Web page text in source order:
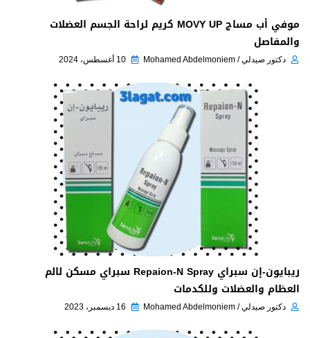
موفي أب مساج MOVY UP كريم لراحة الجسم العضلات
والمفاصل
دكتور صيدلي / Mohamed Abdelmoniem 10 أغسطس، 2024
ريبايون-إن سبراي Repaion-N Spray سبراي مسكن لالم
العظام والعضلات وللكدمات
دكتور صيدلي / Mohamed Abdelmoniem 16 ديسمبر، 2023